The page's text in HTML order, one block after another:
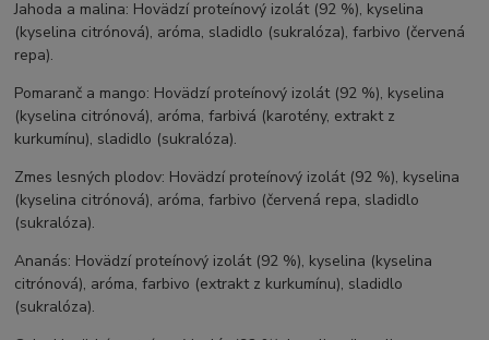
Jahoda a malina: Hovädzí proteínový izolát (92 %), kyselina
(kyselina citrónová), aróma, sladidlo (sukralóza), farbivo (červená
repa).
Pomaranč a mango: Hovädzí proteínový izolát (92 %), kyselina
(kyselina citrónová), aróma, farbivá (karotény, extrakt z
kurkumínu), sladidlo (sukralóza).
Zmes lesných plodov: Hovädzí proteínový izolát (92 %), kyselina
(kyselina citrónová), aróma, farbivo (červená repa, sladidlo
(sukralóza).
Ananás: Hovädzí proteínový izolát (92 %), kyselina (kyselina
citrónová), aróma, farbivo (extrakt z kurkumínu), sladidlo
(sukralóza).